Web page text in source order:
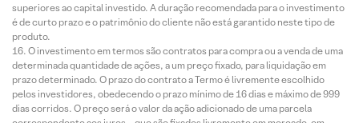
superiores ao capital investido. A duração recomendada para o investimento
é de curto prazo e o patrimônio do cliente não está garantido neste tipo de
produto.
O investimento em termos são contratos para compra ou a venda de uma
determinada quantidade de ações, a um preço fixado, para liquidação em
prazo determinado. O prazo do contrato a Termo é livremente escolhido
pelos investidores, obedecendo o prazo mínimo de 16 dias e máximo de 999
dias corridos. O preço será o valor da ação adicionado de uma parcela